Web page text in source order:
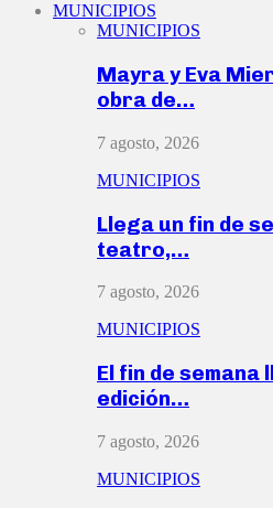
MUNICIPIOS
MUNICIPIOS
Mayra y Eva
obra de…
7 agosto, 2026
MUNICIPIOS
Llega un fin de
teatro,…
7 agosto, 2026
MUNICIPIOS
El fin de semana
edición…
7 agosto, 2026
MUNICIPIOS